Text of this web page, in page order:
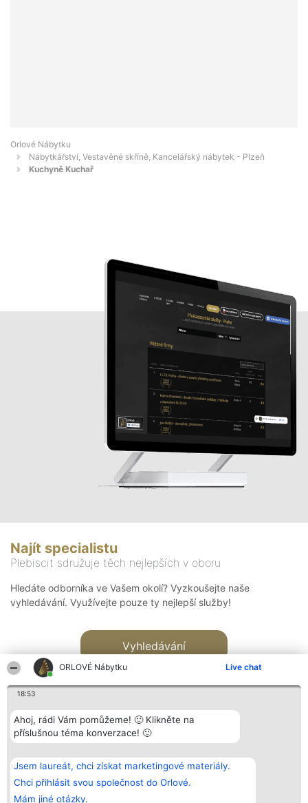
ORLOVÉ Nábytku Live chat
18:53
Ahoj, rádi Vám pomůžeme! 🙂 Klikněte na
příslušnou téma konverzace! 🙂
Jsem laureát, chci získat marketingové materiály.
Chci přihlásit svou společnost do Orlové.
Mám jiné otázky.
Orlové Nábytku
Nábytkářství, Vestavěné skříně, Kancelářský nábytek - Plzeň
Kuchyně Kuchař
Najít specialistu
Plebiscit sdružuje těch nejlepších v oboru
Hledáte odborníka ve Vašem okolí? Vyzkoušejte naše
vyhledávání. Využívejte pouze ty nejlepší služby!
Vyhledávání
Bright Side Solutions sp. z o.
o. sp. k.
ul. Ruska 22
Wrocław 50-079
KRS 0000749100 | Regon
Vítězové
Seznam všech
laureátů
Zásady
Kontakt